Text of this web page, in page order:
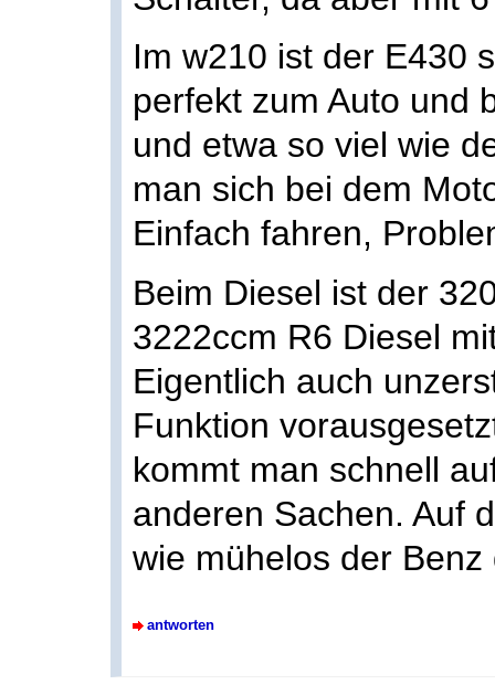
Im w210 ist der E430
perfekt zum Auto und
und etwa so viel wie
man sich bei dem
Einfach fahren,
Beim Diesel ist der
3222ccm R6 Diesel
Eigentlich auch
Funktion
kommt man schnell
anderen Sachen. Auf
wie mühelos der
antworten